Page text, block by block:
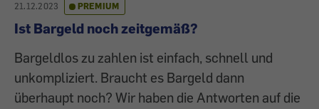
21.12.2023 PREMIUM
Ist Bargeld noch zeitgemäß?
Bargeldlos zu zahlen ist einfach, schnell und
unkompliziert. Braucht es Bargeld dann
überhaupt noch? Wir haben die Antworten auf die